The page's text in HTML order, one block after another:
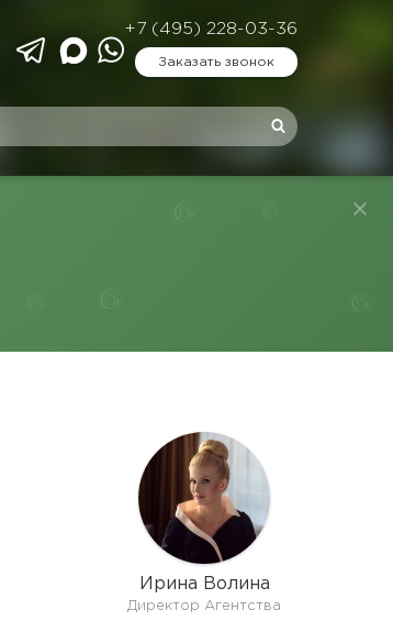
+7 (495) 228-03-36
Заказать звонок
Ирина Волина
Директор Агентства